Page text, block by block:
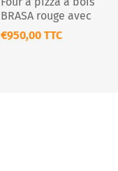
BRASA rouge avec
chariot
€950,00 TTC